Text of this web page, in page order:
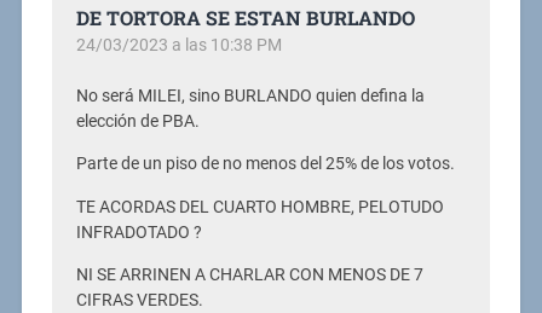
DE TORTORA SE ESTAN BURLANDO
24/03/2023 a las 10:38 PM
No será MILEI, sino BURLANDO quien defina la
elección de PBA.
Parte de un piso de no menos del 25% de los votos.
TE ACORDAS DEL CUARTO HOMBRE, PELOTUDO
INFRADOTADO ?
NI SE ARRINEN A CHARLAR CON MENOS DE 7
CIFRAS VERDES.